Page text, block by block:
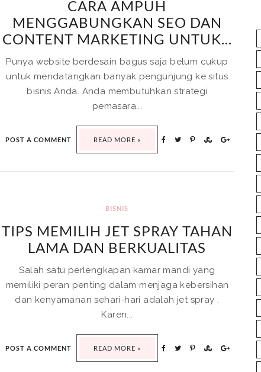
CARA AMPUH
MENGGABUNGKAN SEO DAN
CONTENT MARKETING UNTUK...
Punya website berdesain bagus saja belum cukup
untuk mendatangkan banyak pengunjung ke situs
bisnis Anda. Anda membutuhkan strategi
pemasara...
POST A COMMENT READ MORE »
BISNIS
TIPS MEMILIH JET SPRAY TAHAN
LAMA DAN BERKUALITAS
Salah satu perlengkapan kamar mandi yang
memiliki peran penting dalam menjaga kebersihan
dan kenyamanan sehari-hari adalah jet spray .
Karen...
POST A COMMENT READ MORE »